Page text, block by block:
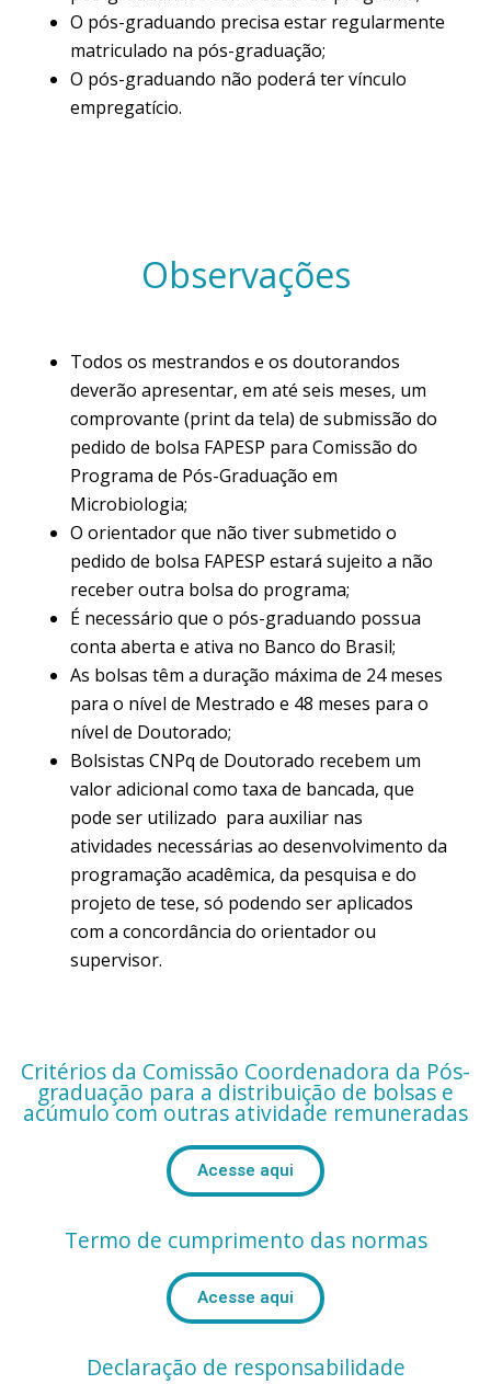
O pós-graduando precisa estar regularmente
matriculado na pós-graduação;
O pós-graduando não poderá ter vínculo
empregatício.
Observações
Todos os mestrandos e os doutorandos
deverão apresentar, em até seis meses, um
comprovante (print da tela) de submissão do
pedido de bolsa FAPESP para Comissão do
Programa de Pós-Graduação em
Microbiologia;
O orientador que não tiver submetido o
pedido de bolsa FAPESP estará sujeito a não
receber outra bolsa do programa;
É necessário que o pós-graduando possua
conta aberta e ativa no Banco do Brasil;
As bolsas têm a duração máxima de 24 meses
para o nível de Mestrado e 48 meses para o
nível de Doutorado;
Bolsistas CNPq de Doutorado recebem um
valor adicional como taxa de bancada, que
pode ser utilizado para auxiliar nas
atividades necessárias ao desenvolvimento da
programação acadêmica, da pesquisa e do
projeto de tese, só podendo ser aplicados
com a concordância do orientador ou
supervisor.
Critérios da Comissão Coordenadora da Pós-
graduação para a distribuição de bolsas e
acúmulo com outras atividade remuneradas
Acesse aqui
Termo de cumprimento das normas
Acesse aqui
Declaração de responsabilidade